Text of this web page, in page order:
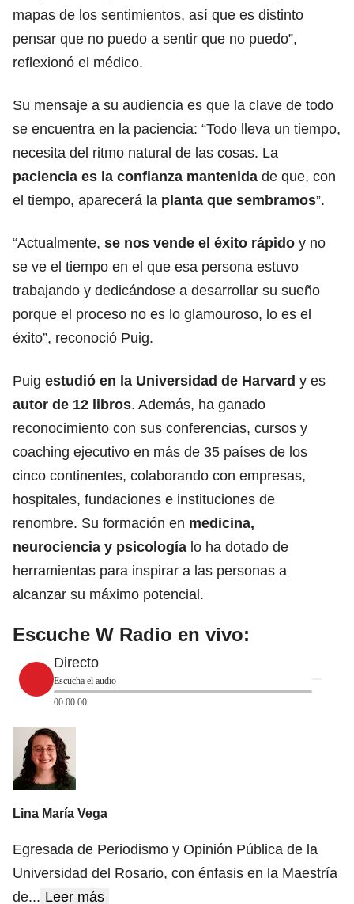
mapas de los sentimientos, así que es distinto
pensar que no puedo a sentir que no puedo”,
reflexionó el médico.
Su mensaje a su audiencia es que la clave de todo
se encuentra en la paciencia: “Todo lleva un tiempo,
necesita del ritmo natural de las cosas. La
paciencia es la confianza mantenida de que, con
el tiempo, aparecerá la planta que sembramos”.
“Actualmente, se nos vende el éxito rápido y no
se ve el tiempo en el que esa persona estuvo
trabajando y dedicándose a desarrollar su sueño
porque el proceso no es lo glamouroso, lo es el
éxito”, reconoció Puig.
Puig estudió en la Universidad de Harvard y es
autor de 12 libros. Además, ha ganado
reconocimiento con sus conferencias, cursos y
coaching ejecutivo en más de 35 países de los
cinco continentes, colaborando con empresas,
hospitales, fundaciones e instituciones de
renombre. Su formación en medicina,
neurociencia y psicología lo ha dotado de
herramientas para inspirar a las personas a
alcanzar su máximo potencial.
Escuche W Radio en vivo:
Directo
Escucha el audio
00:00:00
Lina María Vega
Egresada de Periodismo y Opinión Pública de la
Universidad del Rosario, con énfasis en la Maestría
de... Leer más